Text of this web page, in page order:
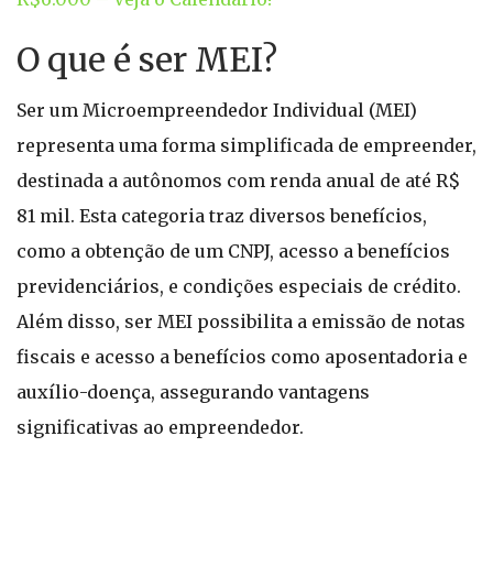
O que é ser MEI?
Ser um Microempreendedor Individual (MEI)
representa uma forma simplificada de empreender,
destinada a autônomos com renda anual de até R$
81 mil. Esta categoria traz diversos benefícios,
como a obtenção de um CNPJ, acesso a benefícios
previdenciários, e condições especiais de crédito.
Além disso, ser MEI possibilita a emissão de notas
fiscais e acesso a benefícios como aposentadoria e
auxílio-doença, assegurando vantagens
significativas ao empreendedor.